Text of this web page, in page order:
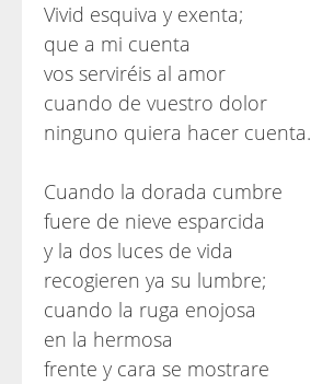
Vivid esquiva y exenta;
que a mi cuenta
vos serviréis al amor
cuando de vuestro dolor
ninguno quiera hacer cuenta.
Cuando la dorada cumbre
fuere de nieve esparcida
y la dos luces de vida
recogieren ya su lumbre;
cuando la ruga enojosa
en la hermosa
frente y cara se mostrare